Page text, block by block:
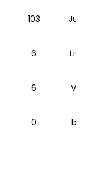
103
6
6
0